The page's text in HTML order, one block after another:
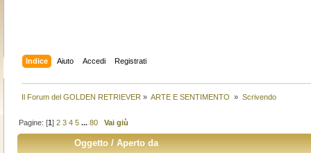
Indice Aiuto Accedi Registrati
Il Forum del GOLDEN RETRIEVER » ARTE E SENTIMENTO » Scrivendo
Pagine: [1]2 3 4 5 ...80 Vai giù
Oggetto/Aperto da